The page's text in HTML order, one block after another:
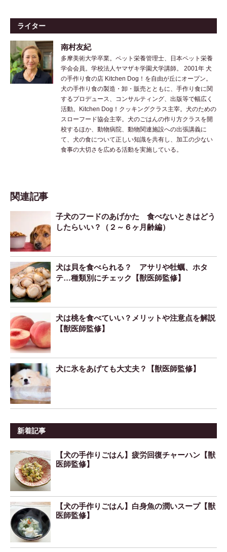
ライター
南村友紀
多摩美術大学卒業。ペット栄養管理士、日本ペット栄養
学会会員。学校法人ヤマザキ学園犬学講師。 2001年 犬
の手作り食の店 Kitchen Dog！を自由が丘にオープン。
犬の手作り食の製造・卸・販売とともに、手作り食に関
するプロデュース、コンサルティング、出版等で幅広く
活動。Kitchen Dog！クッキングクラス主宰。犬のための
スローフード協会主宰。犬のごはんの作り方クラスを開
校するほか、動物病院、動物関連施設への出張講義に
て、犬の食について正しい知識を共有し、加工の少ない
食事の大切さを広める活動を実施している。
関連記事
子犬のフードのあげかた 食べないときはどう
したらいい？（２～６ヶ月齢編）
犬は貝を食べられる？ アサリや牡蠣、ホタ
テ…種類別にチェック【獣医師監修】
犬は桃を食べていい？メリットや注意点を解説
【獣医師監修】
犬に氷をあげても大丈夫？【獣医師監修】
新着記事
【犬の手作りごはん】疲労回復チャーハン【獣
医師監修】
【犬の手作りごはん】白身魚の潤いスープ【獣
医師監修】